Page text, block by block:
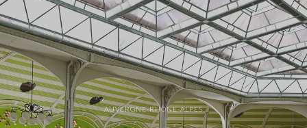
CANADA
BOURGOGNE-FRANCHE-COMTÉ
AUVERGNE-RHÔNE-ALPES
ROYAUME-UNI